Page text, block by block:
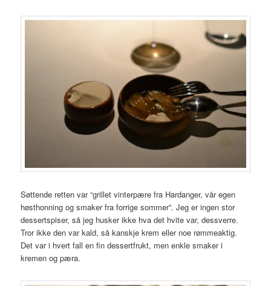
Søttende retten var “grillet vinterpære fra Hardanger, vår egen
høsthonning og smaker fra forrige sommer”. Jeg er ingen stor
dessertspiser, så jeg husker ikke hva det hvite var, dessverre.
Tror ikke den var kald, så kanskje krem eller noe rømmeaktig.
Det var i hvert fall en fin dessertfrukt, men enkle smaker i
kremen og pæra.